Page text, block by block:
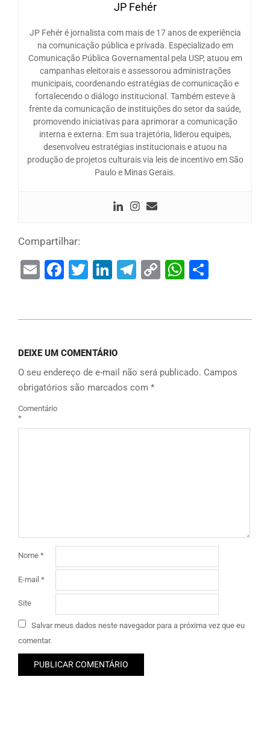
JP Fehér
JP Fehér é jornalista com mais de 17 anos de experiência
na comunicação pública e privada. Especializado em
Comunicação Pública Governamental pela USP, atuou em
campanhas eleitorais e assessorou administrações
municipais, coordenando estratégias de comunicação e
fortalecendo o diálogo institucional. Também esteve à
frente da comunicação de instituições do setor da saúde,
promovendo iniciativas para aprimorar a comunicação
interna e externa. Em sua trajetória, liderou equipes,
desenvolveu estratégias institucionais e atuou na
produção de projetos culturais via leis de incentivo em São
Paulo e Minas Gerais.
Compartilhar:
EmailFacebook
Twitter
LinkedIn
Telegram
Copy
DEIXE UM COMENTÁRIO
O seu endereço de e-mail não será publicado. Campos
obrigatórios são marcados com *
Comentário
*
Nome *
E-mail *
Site
Salvar meus dados neste navegador para a próxima vez que eu
comentar.